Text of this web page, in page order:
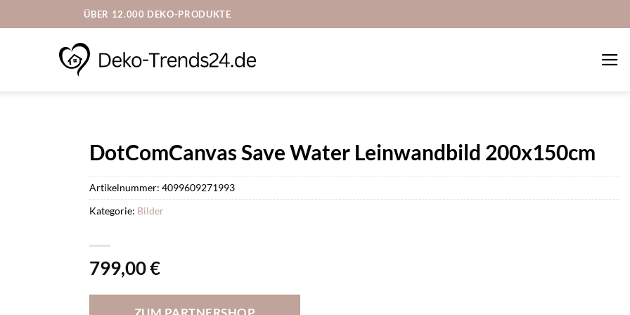
ÜBER 12.000 DEKO-PRODUKTE
DotComCanvas Save Water Leinwandbild 200x150cm
799,00€
Artikelnummer: 4099609271993
Kategorie: Bilder